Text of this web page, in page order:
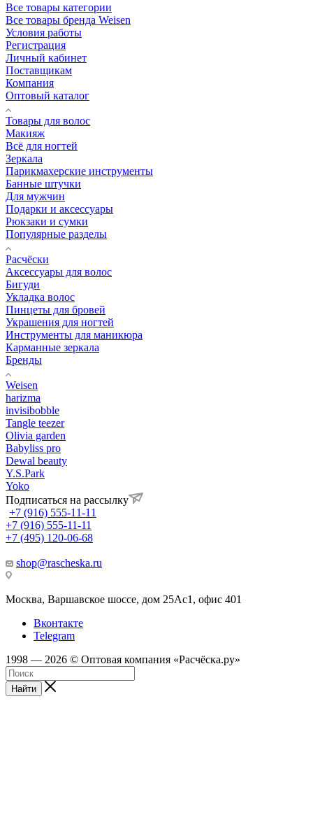
Все товары категории
Все товары бренда Weisen
Условия работы
Регистрация
Личный кабинет
Поставщикам
Компания
Оптовый каталог
Товары для волос
Макияж
Всё для ногтей
Зеркала
Парикмахерские инструменты
Банные штучки
Для мужчин
Подарки и аксессуары
Рюкзаки и сумки
Популярные разделы
Расчёски
Аксессуары для волос
Бигуди
Укладка волос
Пинцеты для бровей
Украшения для ногтей
Инструменты для маникюра
Карманные зеркала
Бренды
Weisen
harizma
invisibobble
Tangle teezer
Olivia garden
Babyliss pro
Dewal beauty
Y.S.Park
Yoko
Подписаться на рассылку
+7 (916) 555-11-11
+7 (916) 555-11-11
+7 (495) 120-06-68
shop@rascheska.ru
Москва, Варшавское шоссе, дом 25Аc1, офис 401
Вконтакте
Telegram
1998 — 2026 © Оптовая компания «Расчёска.ру»
Найти